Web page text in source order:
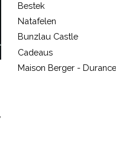
Bestek
Natafelen
Bunzlau Castle
Cadeaus
Maison Berger - Durance